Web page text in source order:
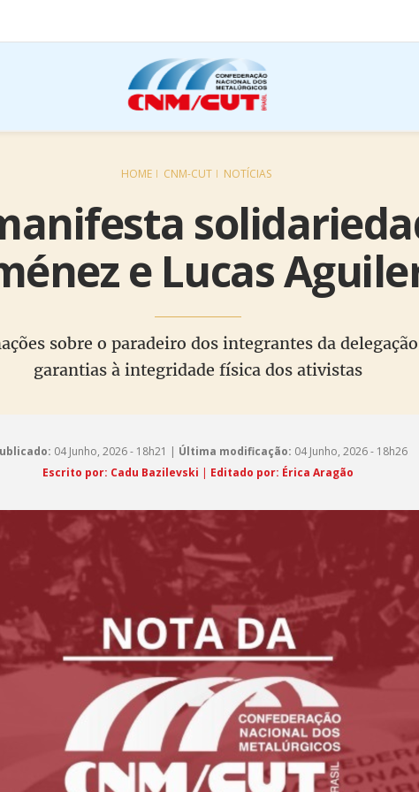
HOME CNM-CUT NOTÍCIAS
e Lucas
sobre o paradeiro dos integrantes da
garantias à integridade física dos ativistas
04 Junho, 2026 - 18h21 | Última modificação: 04 Junho, 2026 - 18h26
Escrito por: Cadu Bazilevski | Editado por: Érica Aragão